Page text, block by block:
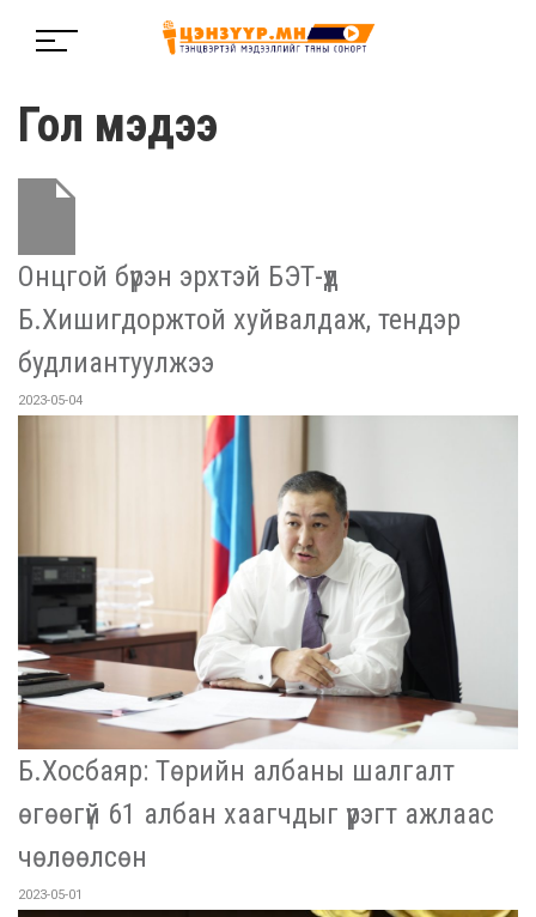
Гол мэдээ
Онцгой бүрэн эрхтэй БЭТ-үүд
Б.Хишигдоржтой хуйвалдаж, тендэр
будлиантуулжээ
2023-05-04
Б.Хосбаяр: Төрийн албаны шалгалт
өгөөгүй 61 албан хаагчдыг үүрэгт ажлаас
чөлөөлсөн
2023-05-01